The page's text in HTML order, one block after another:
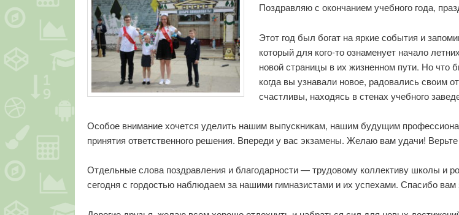
Поздравляю с окончанием учебного года,
Этот год был богат на яркие события и
который для кого-то ознаменует начало
новой страницы в их жизненном пути. Но
когда вы узнавали новое, радовались
счастливы, находясь в стенах учебного
Особое внимание хочется уделить нашим выпускникам, нашим будущим
принятия ответственного решения. Впереди у вас экзамены. Желаю вам удачи!
Отдельные слова поздравления и благодарности — трудовому коллективу школы
сегодня с гордостью наблюдаем за нашими гимназистами и их успехами. Спасибо